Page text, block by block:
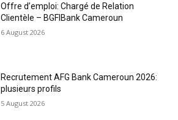
Offre d’emploi: Chargé de Relation
Clientèle – BGFIBank Cameroun
6 August 2026
Recrutement AFG Bank Cameroun 2026:
plusieurs profils
5 August 2026